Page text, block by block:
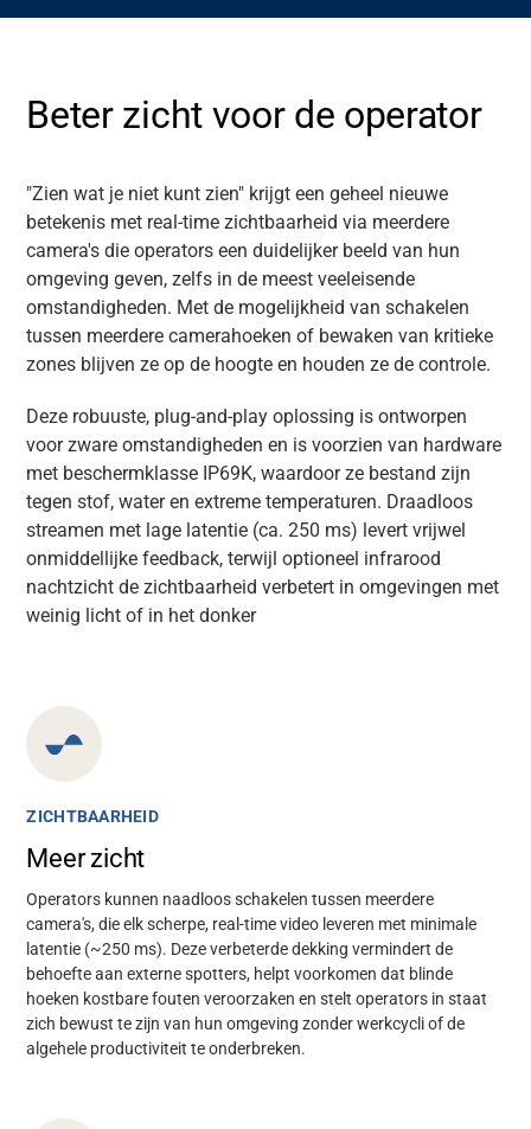
Beter zicht voor de operator
"Zien wat je niet kunt zien" krijgt een geheel nieuwe
betekenis met real-time zichtbaarheid via meerdere
camera's die operators een duidelijker beeld van hun
omgeving geven, zelfs in de meest veeleisende
omstandigheden. Met de mogelijkheid van schakelen
tussen meerdere camerahoeken of bewaken van kritieke
zones blijven ze op de hoogte en houden ze de controle.
Deze robuuste, plug-and-play oplossing is ontworpen
voor zware omstandigheden en is voorzien van hardware
met beschermklasse IP69K, waardoor ze bestand zijn
tegen stof, water en extreme temperaturen. Draadloos
streamen met lage latentie (ca. 250 ms) levert vrijwel
onmiddellijke feedback, terwijl optioneel infrarood
nachtzicht de zichtbaarheid verbetert in omgevingen met
weinig licht of in het donker
ZICHTBAARHEID
Meer zicht
Operators kunnen naadloos schakelen tussen meerdere
camera's, die elk scherpe, real-time video leveren met minimale
latentie (~250 ms). Deze verbeterde dekking vermindert de
behoefte aan externe spotters, helpt voorkomen dat blinde
hoeken kostbare fouten veroorzaken en stelt operators in staat
zich bewust te zijn van hun omgeving zonder werkcycli of de
algehele productiviteit te onderbreken.